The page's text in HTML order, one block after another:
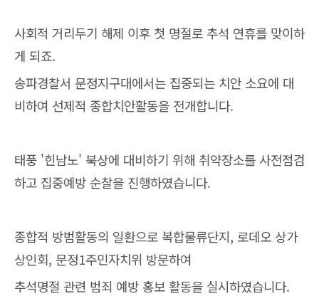
사회적 거리두기 해제 이후 첫 명절로 추석 연휴를 맞이하
게 되죠.
송파경찰서 문정지구대에서는 집중되는 치안 소요에 대
비하여 선제적 종합치안활동을 전개합니다.
태풍 '힌남노' 북상에 대비하기 위해 취약장소를 사전점검
하고 집중예방 순찰을 진행하였습니다.
종합적 방범활동의 일환으로 복합물류단지, 로데오 상가
상인회, 문정1주민자치위 방문하여
추석명절 관련 범죄 예방 홍보 활동을 실시하였습니다.